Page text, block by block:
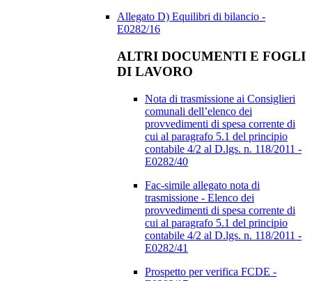
Allegato D) Equilibri di bilancio -
E0282/16
ALTRI DOCUMENTI E FOGLI
DI LAVORO
Nota di trasmissione ai Consiglieri
comunali dell’elenco dei
provvedimenti di spesa corrente di
cui al paragrafo 5.1 del principio
contabile 4/2 al D.lgs. n. 118/2011 -
E0282/40
Fac-simile allegato nota di
trasmissione - Elenco dei
provvedimenti di spesa corrente di
cui al paragrafo 5.1 del principio
contabile 4/2 al D.lgs. n. 118/2011 -
E0282/41
Prospetto per verifica FCDE -